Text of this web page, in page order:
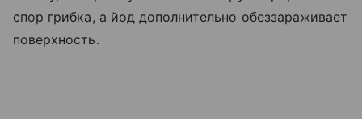
спор грибка, а йод дополнительно обеззараживает
поверхность.